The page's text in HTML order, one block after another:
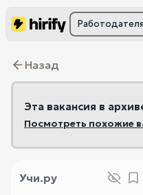
Назад
Эта вакансия в
Посмотреть похожие
Учи.ру